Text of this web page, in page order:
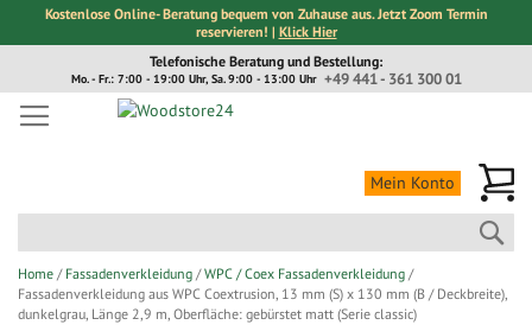
Kostenlose Online- Beratung bequem von Zuhause aus. Jetzt Zoom Termin
reservieren! | Klick Hier
Inhalt
Telefonische Beratung und Bestellung:
+49 441 - 361 300 01
Mo. - Fr.: 7:00 - 19:00 Uhr, Sa. 9:00 - 13:00 Uhr
Mein Konto
Home Fassadenverkleidung
WPC / Coex Fassadenverkleidung
Fassadenverkleidung aus WPC Coextrusion, 13 mm (S) x 130 mm (B / Deckbreite),
dunkelgrau, Länge 2,9 m, Oberfläche: gebürstet matt (Serie classic)